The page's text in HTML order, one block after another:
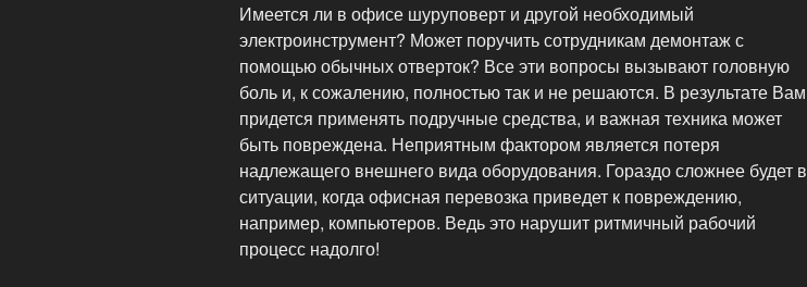
Имеется ли в офисе шуруповерт и другой необходимый
электроинструмент? Может поручить сотрудникам демонтаж с
помощью обычных отверток? Все эти вопросы вызывают головную
боль и, к сожалению, полностью так и не решаются. В результате Вам
придется применять подручные средства, и важная техника может
быть повреждена. Неприятным фактором является потеря
надлежащего внешнего вида оборудования. Гораздо сложнее будет в
ситуации, когда офисная перевозка приведет к повреждению,
например, компьютеров. Ведь это нарушит ритмичный рабочий
процесс надолго!